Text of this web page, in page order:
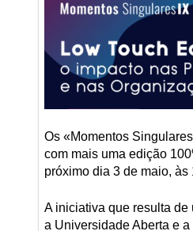
Os «Momentos
com mais uma edição
próximo dia 3 de maio, às
A iniciativa que resulta de
a Universidade Aberta e